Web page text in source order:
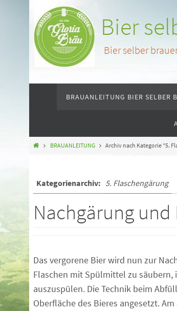
Bier
Bier selber
BRAUANLEITUNG BIER SELBER
BRAUANLEITUNG Archiv nach Kategorie "5.
Kategorienarchiv: 5. Flaschengärung
Nachgärung
Das vergorene Bier wird nun zur
Flaschen mit Spülmittel zu säubern,
auszuspülen. Die Technik beim
Oberfläche des Bieres angesetzt.